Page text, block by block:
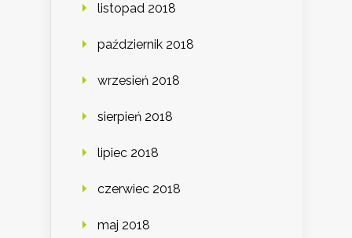
listopad 2018
październik 2018
wrzesień 2018
sierpień 2018
lipiec 2018
czerwiec 2018
maj 2018